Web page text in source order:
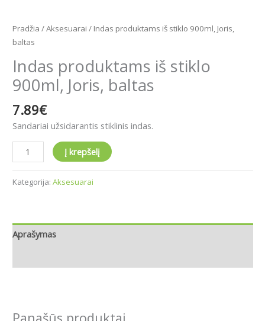
Pradžia /Aksesuarai / Indas produktams iš stiklo 900ml, Joris,
baltas
Indas produktams iš stiklo
900ml, Joris, baltas
7.89€
Sandariai užsidarantis stiklinis indas.
Į krepšelį
Kategorija: Aksesuarai
Aprašymas